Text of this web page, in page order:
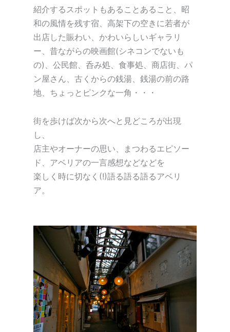
紹介するスポットもあることあること、昭
和の風情を残す宿、高架下の空きに若者が
出店した賑わい、かわいらしいギャラリ
ー、昔ながらの映画館(シネコンでないも
の)、公民館、呑み処、食事処、商店街、パ
ン屋さん、古くからの銭湯、銭湯の前の路
地、ちょっとピンクな一角・・・
街を歩けば次から次へと見どころが出現
し、
店主やオーナーの思い、まつわるエピソー
ド、アベリアの一言感想などなどを
楽しく時に切なく(!)語る語る語るアベリ
ア。